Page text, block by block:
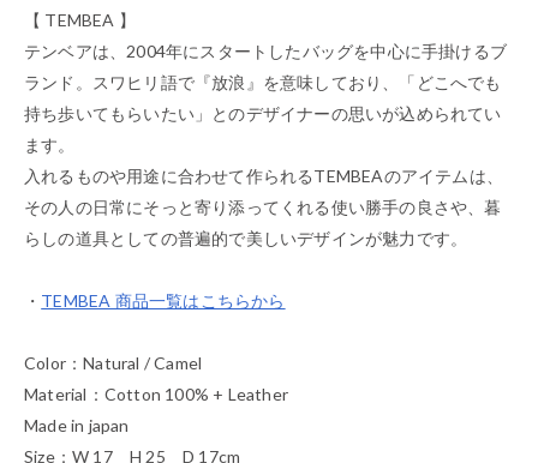
【 TEMBEA 】
テンベアは、2004年にスタートしたバッグを中心に手掛けるブ
ランド。スワヒリ語で『放浪』を意味しており、「どこへでも
持ち歩いてもらいたい」とのデザイナーの思いが込められてい
ます。
入れるものや用途に合わせて作られるTEMBEAのアイテムは、
その人の日常にそっと寄り添ってくれる使い勝手の良さや、暮
らしの道具としての普遍的で美しいデザインが魅力です。
・ TEMBEA 商品一覧はこちらから
Color：Natural / Camel
Material：Cotton 100% + Leather
Made in japan
Size：W 17 H 25 D 17cm